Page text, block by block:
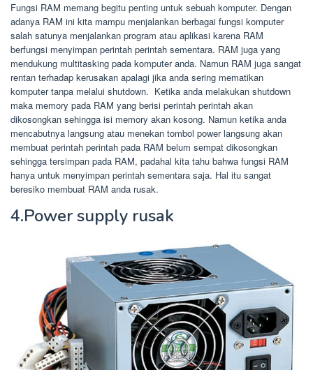
Fungsi RAM memang begitu penting untuk sebuah komputer. Dengan
adanya RAM ini kita mampu menjalankan berbagai fungsi komputer
salah satunya menjalankan program atau aplikasi karena RAM
berfungsi menyimpan perintah perintah sementara. RAM juga yang
mendukung multitasking pada komputer anda. Namun RAM juga sangat
rentan terhadap kerusakan apalagi jika anda sering mematikan
komputer tanpa melalui shutdown. Ketika anda melakukan shutdown
maka memory pada RAM yang berisi perintah perintah akan
dikosongkan sehingga isi memory akan kosong. Namun ketika anda
mencabutnya langsung atau menekan tombol power langsung akan
membuat perintah perintah pada RAM belum sempat dikosongkan
sehingga tersimpan pada RAM, padahal kita tahu bahwa fungsi RAM
hanya untuk menyimpan perintah sementara saja. Hal itu sangat
beresiko membuat RAM anda rusak.
4.Power supply rusak